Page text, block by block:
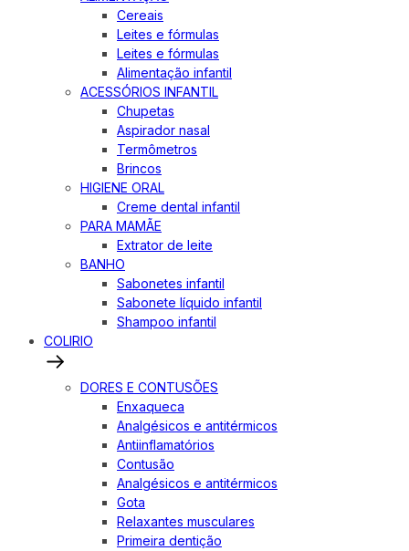
Cereais
Leites e fórmulas
Leites e fórmulas
Alimentação infantil
ACESSÓRIOS INFANTIL
Chupetas
Aspirador nasal
Termômetros
Brincos
HIGIENE ORAL
Creme dental infantil
PARA MAMÃE
Extrator de leite
BANHO
Sabonetes infantil
Sabonete líquido infantil
Shampoo infantil
COLIRIO
DORES E CONTUSÕES
Enxaqueca
Analgésicos e antitérmicos
Antiinflamatórios
Contusão
Analgésicos e antitérmicos
Gota
Relaxantes musculares
Primeira dentição